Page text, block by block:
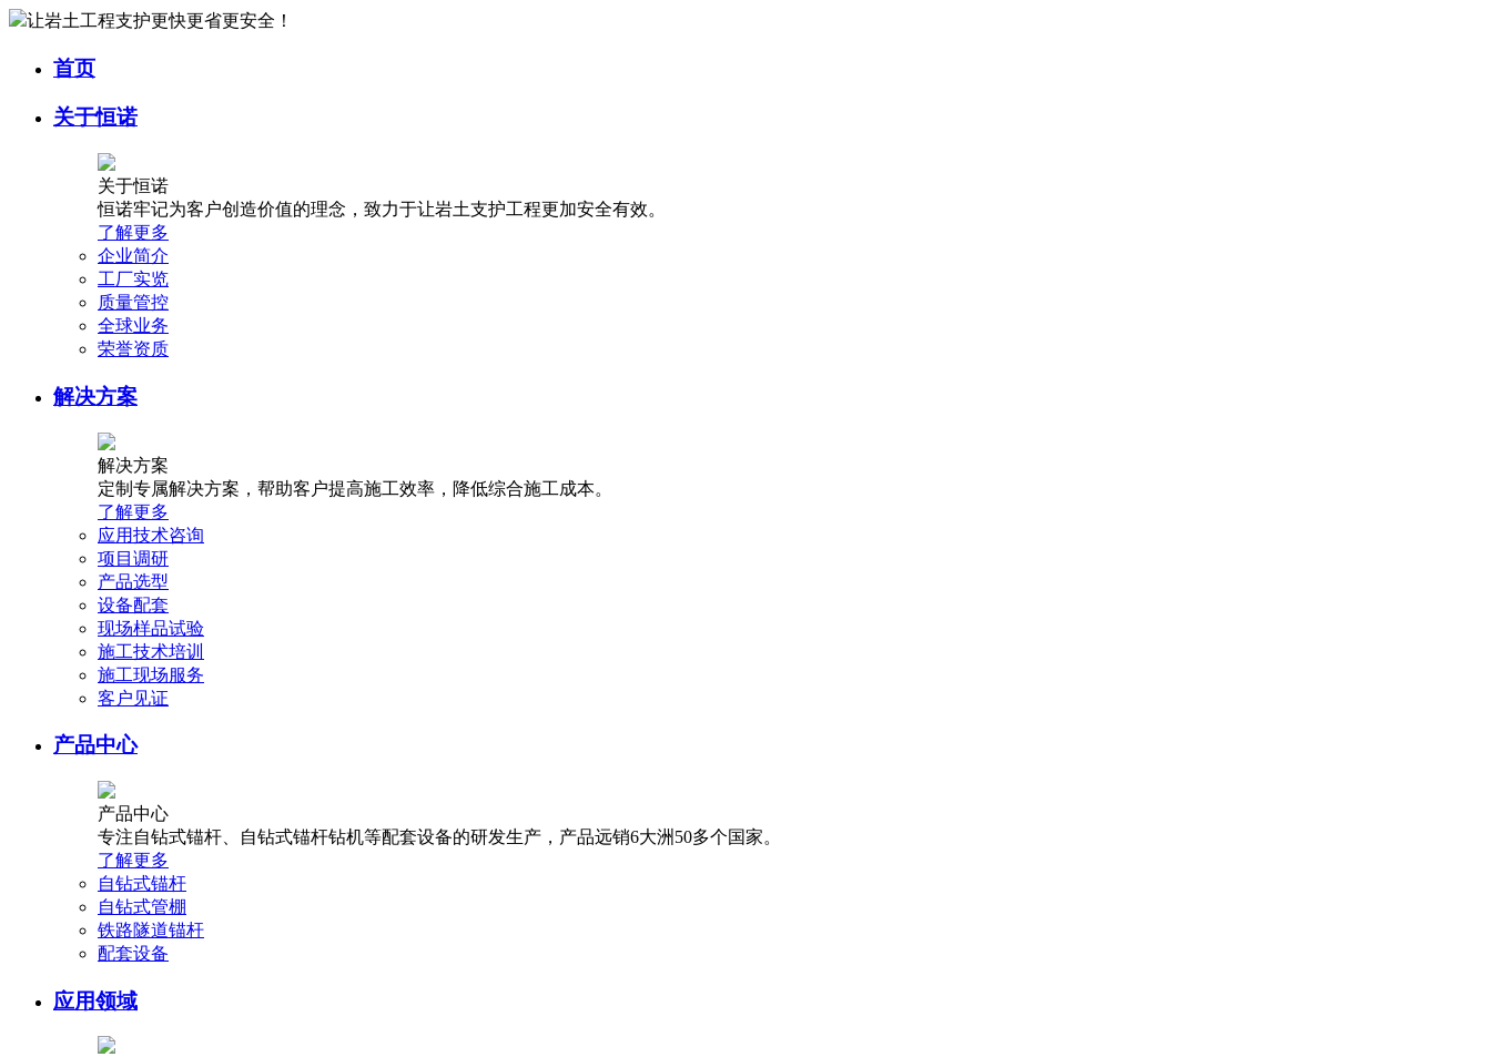
让岩土工程支护更快更省更安全！
首页
关于恒诺
关于恒诺
恒诺牢记为客户创造价值的理念，致力于让岩土支护工程更加安全有效。
了解更多
企业简介
工厂实览
质量管控
全球业务
荣誉资质
解决方案
解决方案
定制专属解决方案，帮助客户提高施工效率，降低综合施工成本。
了解更多
应用技术咨询
项目调研
产品选型
设备配套
现场样品试验
施工技术培训
施工现场服务
客户见证
产品中心
产品中心
专注自钻式锚杆、自钻式锚杆钻机等配套设备的研发生产，产品远销6大洲50多个国家。
了解更多
自钻式锚杆
自钻式管棚
铁路隧道锚杆
配套设备
应用领域